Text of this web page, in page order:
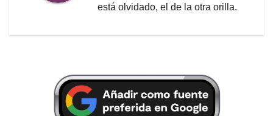
está olvidado, el de la otra orilla.